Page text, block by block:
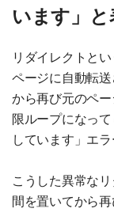
います」
リダイレクトと
ページに自動転
から再び元のペ
限ループになっ
しています」エ
こうした異常な
間を置いてから